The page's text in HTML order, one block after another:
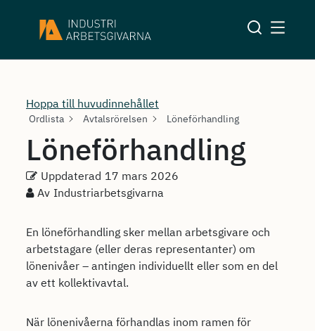
Hoppa till huvudinnehållet
Ordlista Avtalsrörelsen Löneförhandling
Löneförhandling
Uppdaterad 17 mars 2026
Av Industriarbetsgivarna
En löneförhandling sker mellan arbetsgivare och
arbetstagare (eller deras representanter) om
lönenivåer – antingen individuellt eller som en del
av ett kollektivavtal.
När lönenivåerna förhandlas inom ramen för